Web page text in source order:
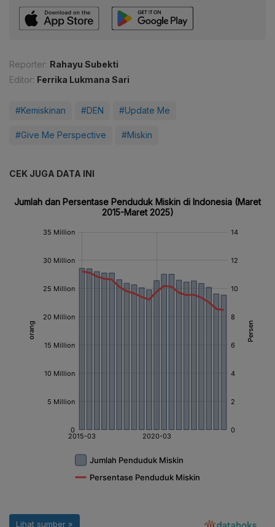
Reporter: Rahayu Subekti
Editor: Ferrika Lukmana Sari
#Kemiskinan #DEN #Update Me
#Give Me Perspective #Miskin
CEK JUGA DATA INI